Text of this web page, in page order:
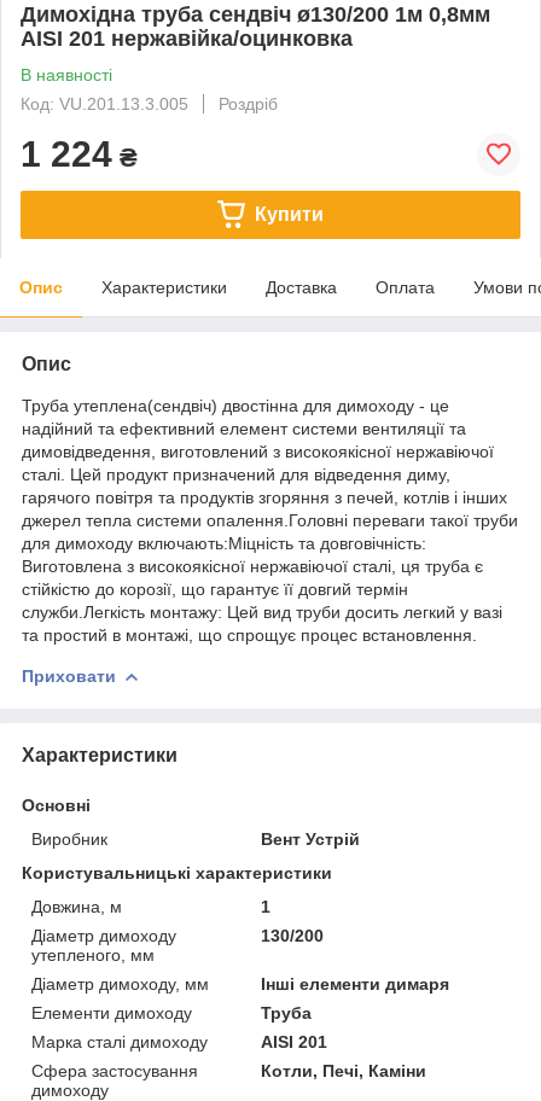
Димохідна труба сендвіч ø130/200 1м 0,8мм
AISI 201 нержавійка/оцинковка
В наявності
Код: VU.201.13.3.005
Роздріб
1 224 ₴
Купити
Опис Характеристики Доставка Оплата Умови
Опис
Труба утеплена(сендвіч) двостінна для димоходу - це
надійний та ефективний елемент системи вентиляції та
димовідведення, виготовлений з високоякісної нержавіючої
сталі. Цей продукт призначений для відведення диму,
гарячого повітря та продуктів згоряння з печей, котлів і інших
джерел тепла системи опалення.Головні переваги такої труби
для димоходу включають:Міцність та довговічність:
Виготовлена з високоякісної нержавіючої сталі, ця труба є
стійкістю до корозії, що гарантує її довгий термін
служби.Легкість монтажу: Цей вид труби досить легкий у вазі
та простий в монтажі, що спрощує процес встановлення.
Приховати
Характеристики
Основні
Виробник
Вент Устрій
Користувальницькі характеристики
Довжина, м
1
Діаметр димоходу
утепленого, мм
130/200
Діаметр димоходу, мм
Інші елементи димаря
Елементи димоходу
Труба
Марка сталі димоходу
AISI 201
Сфера застосування
димоходу
Котли, Печі, Каміни